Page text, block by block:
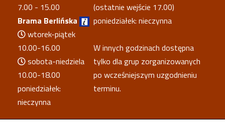
7.00 - 15.00
Brama Berlińska
wtorek-piątek
10.00-16.00
sobota-niedziela
10.00-18.00
poniedziałek:
nieczynna
(ostatnie wejście 17.00)
poniedziałek: nieczynna
W innych godzinach dostępna
tylko dla grup zorganizowanych
po wcześniejszym uzgodnieniu
terminu.